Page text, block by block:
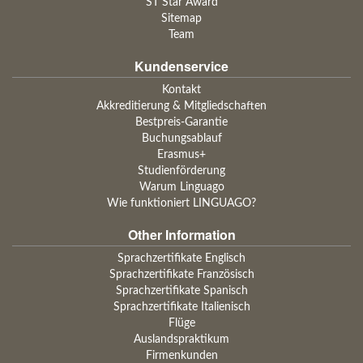
ST Star Award
Sitemap
Team
Kundenservice
Kontakt
Akkreditierung & Mitgliedschaften
Bestpreis-Garantie
Buchungsablauf
Erasmus+
Studienförderung
Warum Linguago
Wie funktioniert LINGUAGO?
Other Information
Sprachzertifikate Englisch
Sprachzertifikate Französisch
Sprachzertifikate Spanisch
Sprachzertifikate Italienisch
Flüge
Auslandspraktikum
Firmenkunden